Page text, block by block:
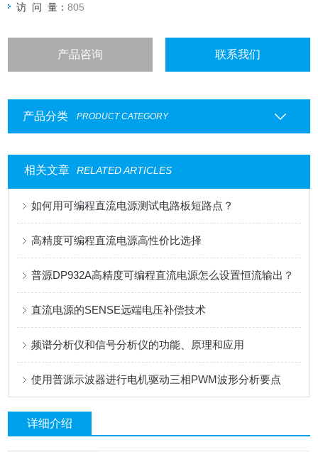
访 问 量：805
产品咨询 联系我们
产品分类 PRODUCT CATEGORY
相关文章 RELATED ARTICLES
如何用可编程直流电源测试电路板短路点？
高精度可编程直流电源高性价比选择
普源DP932A高精度可编程直流电源怎么设置恒流输出？
直流电源的SENSE远端电压补偿技术
频谱分析仪和信号分析仪的功能、原理和应用
使用普源示波器进行电机驱动三相PWM波形分析要点
详细介绍